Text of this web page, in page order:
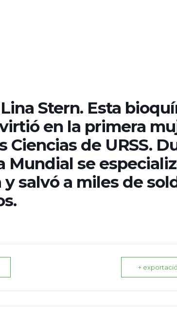
Stern. Esta
en la primera
Ciencias de URSS.
Mundial se
salvó a miles de
+